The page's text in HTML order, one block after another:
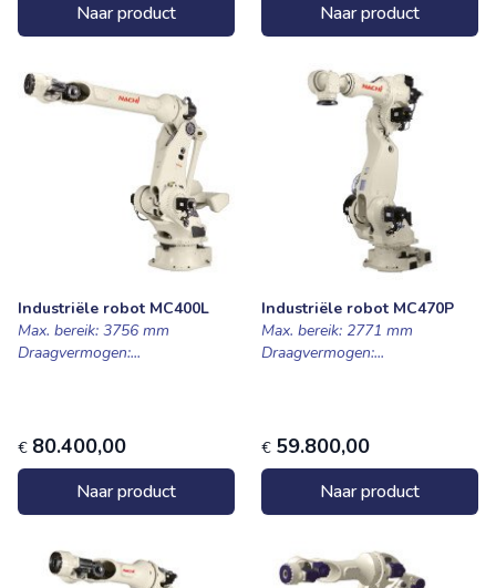
Naar product Naar product
Industriële robot MC400L
Max. bereik: 3756 mm
Draagvermogen:...
€ 80.400,00
Naar product
Industriële robot MC470P
Max. bereik: 2771 mm
Draagvermogen:...
€ 59.800,00
Naar product